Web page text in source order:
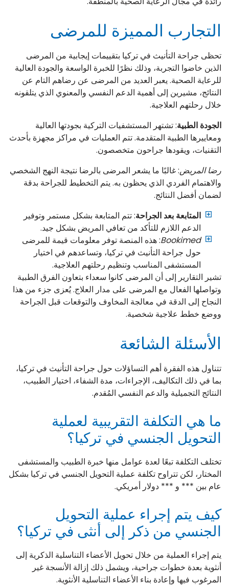
التجارب المميزة للمرضى
تحظى جراحة التأنيث في تركيا بتقييمات إيجابية من المرضى
الذين خاضوا التجربة، وذلك نظرًا للخبرة الواسعة والجودة العالية
للرعاية الصحية. يعبر العديد من المرضى عن رضاهم التام عن
النتائج، مشيرين إلى أهمية الدعم النفسي والمعنوي الذي يتلقونه
خلال رحلتهم العلاجية.
الجودة الطبية: تشتهر المستشفيات التركية بجودتها العالية
ومعاييرها الطبية المتقدمة. تتم العمليات في مراكز مجهزة بأحدث
التقنيات، ويقودها جراحون متخصصون.
رضا المريض: غالبًا ما يشعر المرضى بالرضا نتيجة النهج الشخصي
والاهتمام الفردي الذي يحظون به. يتم التخطيط للجراحة بدقة
لضمان أفضل النتائج.
المتابعة بعد الجراحة: تتم المتابعة بشكل مستمر وتوفير
الدعم اللازم للتأكد من تعافي المريض بشكل جيد.
Bookimed: هذه المنصة توفر معلومات قيمة للمرضى
حول جراحة التأنيث في تركيا، وتساعدهم في اختيار
المستشفى المناسب وتنظيم رحلتهم العلاجية.
تشير التقارير إلى أن المرضى كانوا سعداء بتعاون الفرق الطبية
وتواصلها الفعال مع المرضى على مدار العلاج. يُعزى جزء من هذا
النجاح إلى الدقة في معالجة المخاوف والتوقعات قبل الجراحة
ووضع خطط علاجية شخصية.
الأسئلة الشائعة
تتناول هذه الفقرة أهم التساؤلات حول جراحة التأنيث في تركيا،
بما في ذلك التكاليف، الإجراءات، مدة الشفاء، اختيار الطبيب،
النتائج التجميلية والدعم النفسي المُقدم.
ما هي التكلفة التقريبية لعملية
التحويل الجنسي في تركيا؟
تختلف التكلفة تبعًا لعدة عوامل منها خبرة الطبيب والمستشفى
المختار، لكن تتراوح تكلفة عملية التحويل الجنسي في تركيا بشكل
عام بين *** و *** دولار أمريكي.
كيف يتم إجراء عملية التحويل
الجنسي من ذكر إلى أنثى في تركيا؟
يتم إجراء العملية من خلال تحويل الأعضاء التناسلية الذكرية إلى
أنثوية بعدة خطوات جراحية، ويشمل ذلك إزالة الأنسجة غير
المرغوب فيها وإعادة بناء الأعضاء التناسلية الأنثوية.